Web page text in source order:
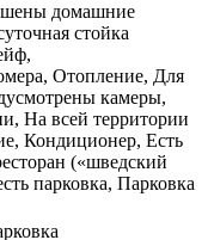
домашние
стойка
Отопление, Для
камеры,
На всей территории
Кондиционер, Есть
(«шведский
парковка, Парковка